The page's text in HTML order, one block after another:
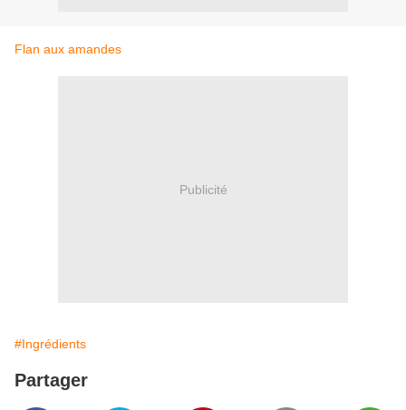
Flan aux amandes
Publicité
#Ingrédients
Partager